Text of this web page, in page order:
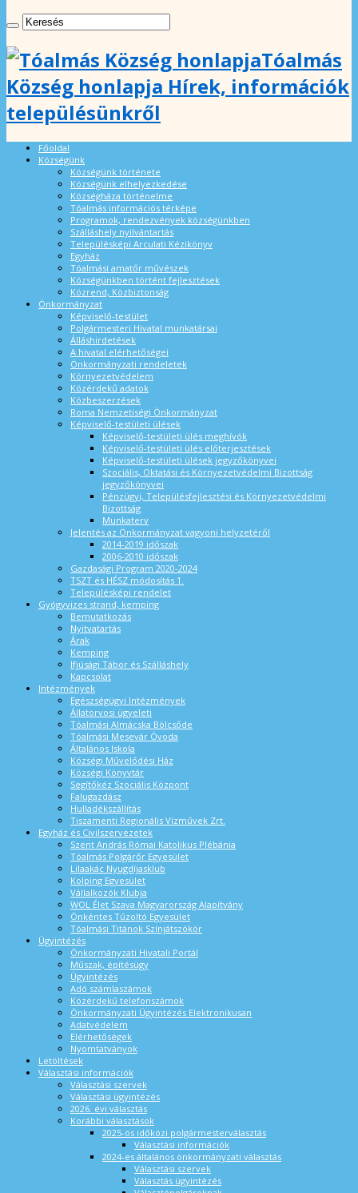
Tóalmás
Község honlapja Hírek, információk
településünkről
Főoldal
Községünk
Községünk története
Községünk elhelyezkedése
Községháza történelme
Tóalmás információs térképe
Programok, rendezvények községünkben
Szálláshely nyilvántartás
Településképi Arculati Kézikönyv
Egyház
Tóalmási amatőr művészek
Községünkben történt fejlesztések
Közrend, Közbiztonság
Önkormányzat
Képviselő-testület
Polgármesteri Hivatal munkatársai
Álláshirdetések
A hivatal elérhetőségei
Önkormányzati rendeletek
Környezetvédelem
Közérdekű adatok
Közbeszerzések
Roma Nemzetiségi Önkormányzat
Képviselő-testületi ülések
Képviselő-testületi ülés meghívók
Képviselő-testületi ülés előterjesztések
Képviselő-testületi ülések jegyzőkönyvei
Szociális, Oktatási és Környezetvédelmi Bizottság
jegyzőkönyvei
Pénzügyi, Településfejlesztési és Környezetvédelmi
Bizottság
Munkaterv
Jelentés az Önkormányzat vagyoni helyzetéről
2014-2019 időszak
2006-2010 időszak
Gazdasági Program 2020-2024
TSZT és HÉSZ módosítás 1.
Településképi rendelet
Gyógyvizes strand, kemping
Bemutatkozás
Nyitvatartás
Árak
Kemping
Ifjúsági Tábor és Szálláshely
Kapcsolat
Intézmények
Egészségügyi Intézmények
Állatorvosi ügyeleti
Tóalmási Almácska Bölcsőde
Tóalmási Mesevár Óvoda
Általános Iskola
Községi Művelődési Ház
Községi Könyvtár
Segítőkéz Szociális Központ
Falugazdász
Hulladékszállítás
Tiszamenti Regionális Vízművek Zrt.
Egyház és Civilszervezetek
Szent András Római Katolikus Plébánia
Tóalmás Polgárőr Egyesület
Lilaakác Nyugdíjasklub
Kolping Egyesület
Vállalkozók Klubja
WOL Élet Szava Magyarország Alapítvány
Önkéntes Tűzoltó Egyesület
Tóalmási Titánok Színjátszókör
Ügyintézés
Önkormányzati Hivatali Portál
Műszak, építésügy
Ügyintézés
Adó számlaszámok
Közérdekű telefonszámok
Önkormányzati Ügyintézés Elektronikusan
Adatvédelem
Elérhetőségek
Nyomtatványok
Letöltések
Választási információk
Választási szervek
Választási ügyintézés
2026. évi választás
Korábbi választások
2025-ös időközi polgármesterválasztás
Választási információk
2024-es általános önkormányzati választás
Választási szervek
Választás ügyintézés